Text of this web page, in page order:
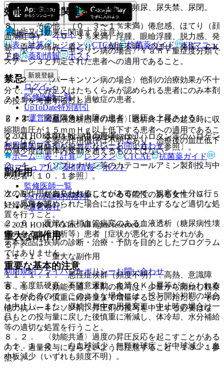
７）． 泌尿器：（０．３％未満）頻尿、尿失禁、尿閉。
８）． その他：（０．３〜１％未満）倦怠感、ほてり（顔
面潮紅等）、（０．３％未満）浮腫、眼瞼浮腫、脱力感、発
熱、両手の痛み、肩こり、（頻度不明）のぼせ、発汗、ＣＫ
上昇。
禁忌
２．１． 本剤に対し過敏症の患者。
２．２． 閉塞隅角緑内障の患者［眼圧を上昇させる］。
２．３． 本剤を投与中の患者には、ハロタン等のハロゲン
含有吸入麻酔剤を投与しないこと〔１０．１参照〕。
２．４． イソプレナリン等のカテコールアミン製剤投与中
の患者〔１０．１参照〕。
２．５． 妊婦又は妊娠している可能性のある女性〔９．５
妊婦の項参照〕。
２．６． 重篤な末梢血管病変のある血液透析（糖尿病性壊
疽のある血液透析等）患者［症状が悪化するおそれがあ
る］。
重要な基本的注意
８．１． 〈効能共通〉本剤の投与は、少量から開始し観察
を十分に行い慎重に維持量まで増量すること。ただし、その
他の抗パーキンソン剤、昇圧剤の投与を中止する必要はな
い。
８．２． 〈効能共通〉過度の昇圧反応を起こすことがある
ので、過量投与にならないように注意すること〔１３．１参
照〕。
効能・効果に関連する注意
（効能又は効果に関連する注意）
５．１． 〈パーキンソン病の場合〉Ｙａｈｒ重症度分類で
ステージ３と判定された患者への適用であること。
５．２． 〈パーキンソン病の場合〉他剤の治療効果が不十
分で、すくみ足又はたちくらみが認められる患者にのみ本剤
の投与を考慮すること。
５．３． 〈血液透析患者の場合〉透析終了後の起立時に収
縮期血圧が１５ｍｍＨｇ以上低下する患者への適用であるこ
と。なお、本薬の作用機序は不明であり、治療後の血圧低下
の減少度は個体内変動を超えるものではない。
副作用
次の副作用があらわれることがあるので、観察を十分に行
い、異常が認められた場合には投与を中止するなど適切な処
置を行うこと。
重大な副作用
１１．１． 重大な副作用
１１．１．１． 悪性症候群（頻度不明）：高熱、意識障
害、高度筋硬直、不随意運動、血清ＣＫ上昇等があらわれる
ことがあるので、このような場合には、投与開始初期の場合
は中止し、また、継続投与中の用量変更・中止時の場合は一
旦もとの投与量に戻した後慎重に漸減し、体冷却、水分補給
等の適切な処置を行うこと。
１１．１．２． 白血球減少、無顆粒球症、好中球減少、血
小板減少（いずれも頻度不明）。
ホーム
ノート
表・計算
レジメン CTCAE 抗菌薬ガイド
ERマニュ
アル
薬剤情報 ポスト
新規登録
ログイン
監修医師一覧
UpToDate特別割引
運営会社
© 2021 HOKUTO Inc. All rights reserved.
利用規約プライバシーポリシーお問い合わせ
ホーム
表・計算 レジメン CTCAE
抗菌薬ガイド
ERマニュアル
薬剤情報 ポスト
監修医師一覧
UpToDate特別割引
運営会社
© 2021 HOKUTO Inc. All rights reserved.
※本製品は疾病の診断・治療・予防を目的としたプログラム
ではありません。
利用規約プライバシーポリシーお問い合わせ